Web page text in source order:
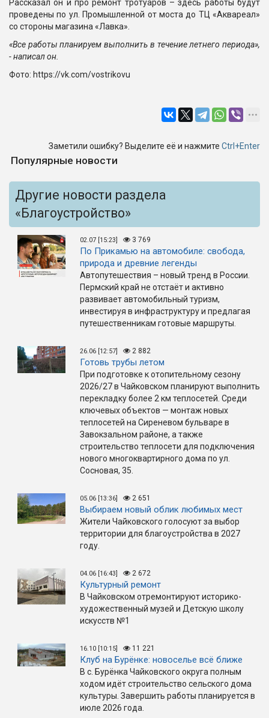
Рассказал он и про ремонт тротуаров – здесь работы будут
проведены по ул. Промышленной от моста до ТЦ «Аквареал»
со стороны магазина «Лавка».
«Все работы планируем выполнить в течение летнего периода»,
- написал он.
Фото: https://vk.com/vostrikovu
Заметили ошибку? Выделите её и нажмите Ctrl+Enter
Популярные новости
Другие новости раздела
«Благоустройство»
02.07 [15:23] 3 769
По Прикамью на автомобиле: свобода,
природа и древние легенды
Автопутешествия – новый тренд в России.
Пермский край не отстаёт и активно
развивает автомобильный туризм,
инвестируя в инфраструктуру и предлагая
путешественникам готовые маршруты.
26.06 [12:57] 2 882
Готовь трубы летом
При подготовке к отопительному сезону
2026/27 в Чайковском планируют выполнить
перекладку более 2 км теплосетей. Среди
ключевых объектов — монтаж новых
теплосетей на Сиреневом бульваре в
Завокзальном районе, а также
строительство теплосети для подключения
нового многоквартирного дома по ул.
Сосновая, 35.
05.06 [13:36] 2 651
Выбираем новый облик любимых мест
Жители Чайковского голосуют за выбор
территории для благоустройства в 2027
году.
04.06 [16:43] 2 672
Культурный ремонт
В Чайковском отремонтируют историко-
художественный музей и Детскую школу
искусств №1
16.10 [10:15] 11 221
Клуб на Бурёнке: новоселье всё ближе
В с. Бурёнка Чайковского округа полным
ходом идёт строительство сельского дома
культуры. Завершить работы планируется в
июле 2026 года.